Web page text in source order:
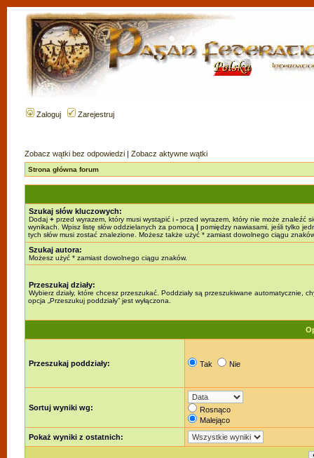
Zaloguj Zarejestruj
Zobacz wątki bez odpowiedzi | Zobacz aktywne wątki
Strona główna forum
Szukaj słów kluczowych:
Dodaj + przed wyrazem, który musi wystąpić i - przed wyrazem, który nie może znaleźć
wynikach. Wpisz listę słów oddzielanych za pomocą | pomiędzy nawiasami, jeśli tylko
tych słów musi zostać znalezione. Możesz także użyć * zamiast dowolnego ciągu
Szukaj autora:
Możesz użyć * zamiast dowolnego ciągu znaków.
Przeszukaj działy:
Wybierz działy, które chcesz przeszukać. Poddziały są przeszukiwane automatycznie,
opcja „Przeszukuj poddziały” jest wyłączona.
Przeszukaj poddziały: Tak Nie
Sortuj wyniki wg:
Rosnąco
Malejąco
Pokaż wyniki z ostatnich: